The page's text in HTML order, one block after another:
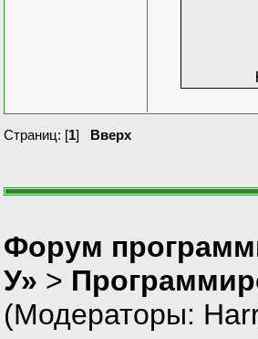
Страниц: [1] Вверх
Форум
У» >
(Модераторы: